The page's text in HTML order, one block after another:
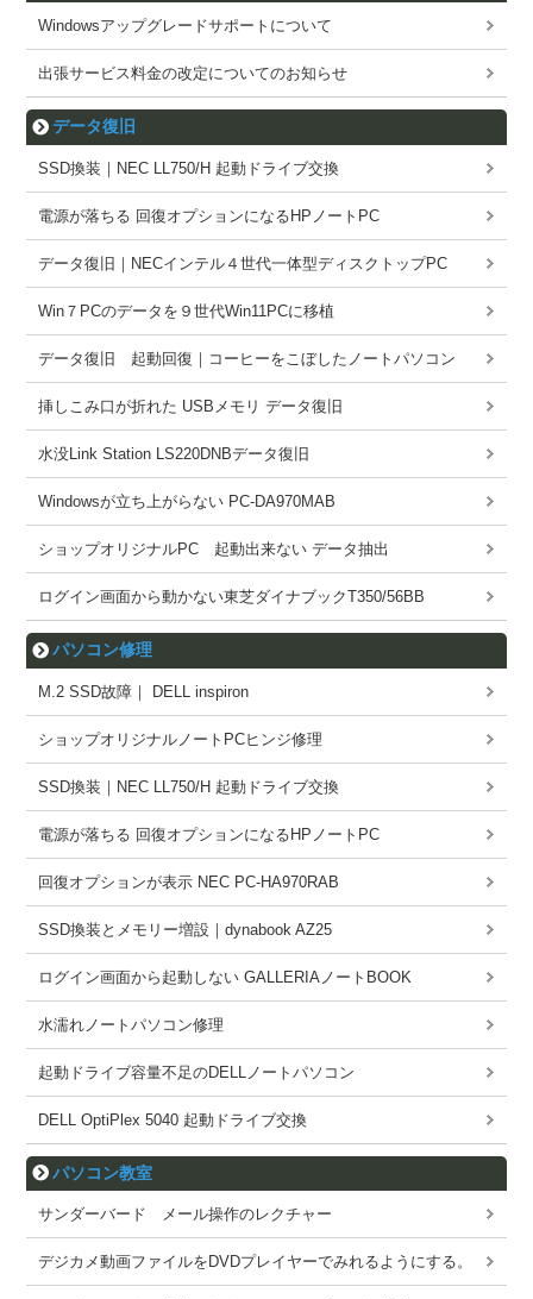
Windowsアップグレードサポートについて
出張サービス料金の改定についてのお知らせ
データ復旧
SSD換装｜NEC LL750/H 起動ドライブ交換
電源が落ちる 回復オプションになるHPノートPC
データ復旧｜NECインテル４世代一体型ディスクトップPC
Win７PCのデータを９世代Win11PCに移植
データ復旧 起動回復｜コーヒーをこぼしたノートパソコン
挿しこみ口が折れた USBメモリ データ復旧
水没Link Station LS220DNBデータ復旧
Windowsが立ち上がらない PC-DA970MAB
ショップオリジナルPC 起動出来ない データ抽出
ログイン画面から動かない東芝ダイナブックT350/56BB
パソコン修理
M.2 SSD故障｜ DELL inspiron
ショップオリジナルノートPCヒンジ修理
SSD換装｜NEC LL750/H 起動ドライブ交換
電源が落ちる 回復オプションになるHPノートPC
回復オプションが表示 NEC PC-HA970RAB
SSD換装とメモリー増設｜dynabook AZ25
ログイン画面から起動しない GALLERIAノートBOOK
水濡れノートパソコン修理
起動ドライブ容量不足のDELLノートパソコン
DELL OptiPlex 5040 起動ドライブ交換
パソコン教室
サンダーバード メール操作のレクチャー
デジカメ動画ファイルをDVDプレイヤーでみれるようにする。